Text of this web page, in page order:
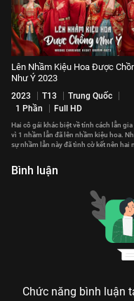
Lên Nhầm Kiệu Hoa Được
Như Ý 2023
2023 T13
Trung Quốc
1 Phần
Full HD
Hai cô gái khác biệt về tính cách lẫn gia
vì 1 nhầm lẫn đã lên nhầm kiệu hoa.
sự nhầm lẫn này đã tình cờ kết nên hai
Bình luận
Chức năng bình luận